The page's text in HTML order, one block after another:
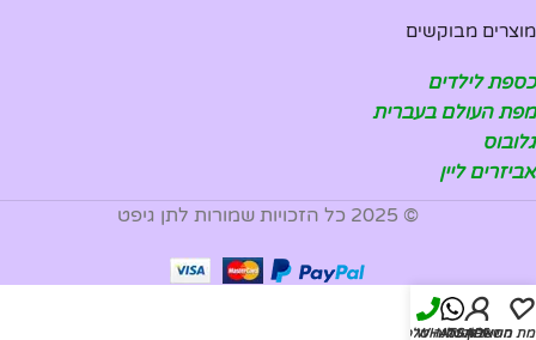
מוצרים מבוקשים
כספת לילדים
מפת העולם בעברית
גלובוס
אביזרים ליין
© 2025 כל הזכויות שמורות לתן גיפט
משאלות
החשבון שלי
WHATSAPP
להזמנה טלפונית